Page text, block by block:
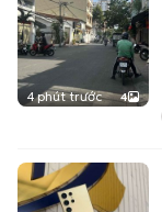
4 phút trước 4